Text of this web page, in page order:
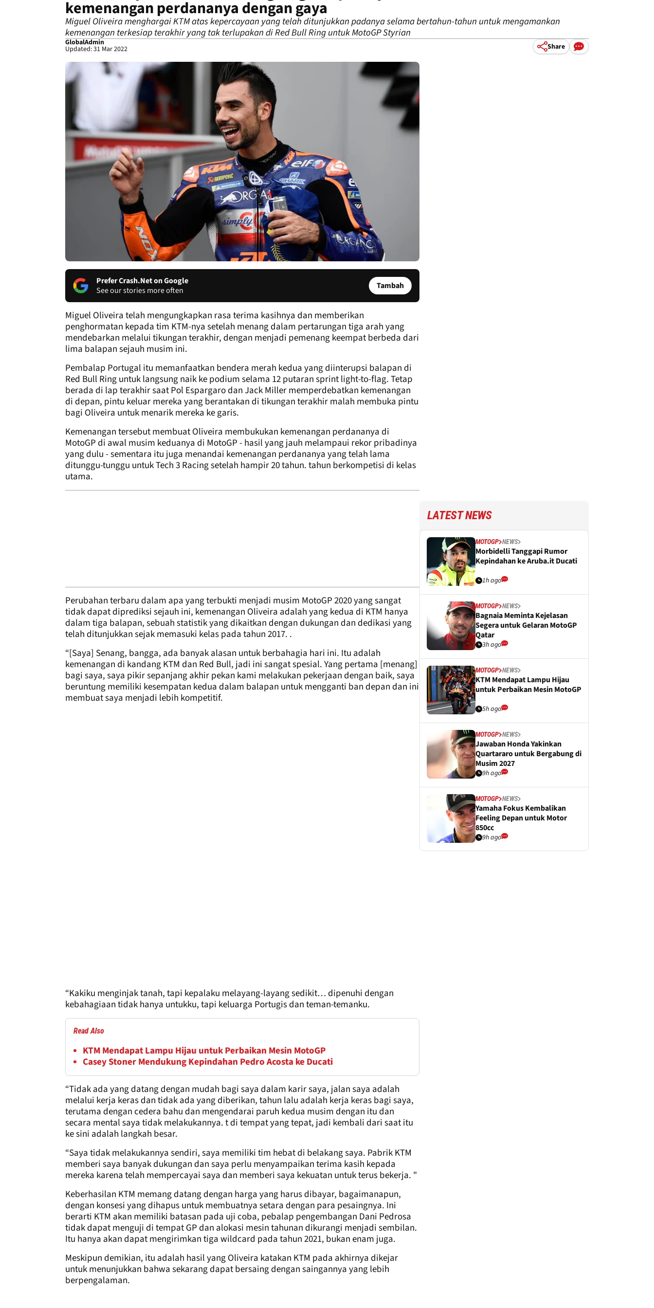
kemenangan perdananya dengan gaya
Miguel Oliveira menghargai KTM atas kepercayaan yang telah ditunjukkan padanya selama bertahun-tahun untuk mengamankan
kemenangan terkesiap terakhir yang tak terlupakan di Red Bull Ring untuk MotoGP Styrian
GlobalAdmin
Updated: 31 Mar 2022 Share
Prefer Crash.Net on Google
See our stories more often
Tambah
Miguel Oliveira telah mengungkapkan rasa terima kasihnya dan memberikan
penghormatan kepada tim KTM-nya setelah menang dalam pertarungan tiga arah yang
mendebarkan melalui tikungan terakhir, dengan menjadi pemenang keempat berbeda dari
lima balapan sejauh musim ini.
Pembalap Portugal itu memanfaatkan bendera merah kedua yang diinterupsi balapan di
Red Bull Ring untuk langsung naik ke podium selama 12 putaran sprint light-to-flag. Tetap
berada di lap terakhir saat Pol Espargaro dan Jack Miller memperdebatkan kemenangan
di depan, pintu keluar mereka yang berantakan di tikungan terakhir malah membuka pintu
bagi Oliveira untuk menarik mereka ke garis.
Kemenangan tersebut membuat Oliveira membukukan kemenangan perdananya di
MotoGP di awal musim keduanya di MotoGP - hasil yang jauh melampaui rekor pribadinya
yang dulu - sementara itu juga menandai kemenangan perdananya yang telah lama
ditunggu-tunggu untuk Tech 3 Racing setelah hampir 20 tahun. tahun berkompetisi di kelas
utama.
Perubahan terbaru dalam apa yang terbukti menjadi musim MotoGP 2020 yang sangat
tidak dapat diprediksi sejauh ini, kemenangan Oliveira adalah yang kedua di KTM hanya
dalam tiga balapan, sebuah statistik yang dikaitkan dengan dukungan dan dedikasi yang
telah ditunjukkan sejak memasuki kelas pada tahun 2017. .
“[Saya] Senang, bangga, ada banyak alasan untuk berbahagia hari ini. Itu adalah
kemenangan di kandang KTM dan Red Bull, jadi ini sangat spesial. Yang pertama [menang]
bagi saya, saya pikir sepanjang akhir pekan kami melakukan pekerjaan dengan baik, saya
beruntung memiliki kesempatan kedua dalam balapan untuk mengganti ban depan dan ini
membuat saya menjadi lebih kompetitif.
“Kakiku menginjak tanah, tapi kepalaku melayang-layang sedikit… dipenuhi dengan
kebahagiaan tidak hanya untukku, tapi keluarga Portugis dan teman-temanku.
Read Also
KTM Mendapat Lampu Hijau untuk Perbaikan Mesin MotoGP
Casey Stoner Mendukung Kepindahan Pedro Acosta ke Ducati
“Tidak ada yang datang dengan mudah bagi saya dalam karir saya, jalan saya adalah
melalui kerja keras dan tidak ada yang diberikan, tahun lalu adalah kerja keras bagi saya,
terutama dengan cedera bahu dan mengendarai paruh kedua musim dengan itu dan
secara mental saya tidak melakukannya. t di tempat yang tepat, jadi kembali dari saat itu
ke sini adalah langkah besar.
“Saya tidak melakukannya sendiri, saya memiliki tim hebat di belakang saya. Pabrik KTM
memberi saya banyak dukungan dan saya perlu menyampaikan terima kasih kepada
mereka karena telah mempercayai saya dan memberi saya kekuatan untuk terus bekerja. "
Keberhasilan KTM memang datang dengan harga yang harus dibayar, bagaimanapun,
dengan konsesi yang dihapus untuk membuatnya setara dengan para pesaingnya. Ini
berarti KTM akan memiliki batasan pada uji coba, pebalap pengembangan Dani Pedrosa
tidak dapat menguji di tempat GP dan alokasi mesin tahunan dikurangi menjadi sembilan.
Itu hanya akan dapat mengirimkan tiga wildcard pada tahun 2021, bukan enam juga.
Meskipun demikian, itu adalah hasil yang Oliveira katakan KTM pada akhirnya dikejar
untuk menunjukkan bahwa sekarang dapat bersaing dengan saingannya yang lebih
berpengalaman.
LATEST NEWS
MOTOGP NEWS
Morbidelli Tanggapi Rumor
Kepindahan ke Aruba.it Ducati
1h ago
MOTOGP NEWS
Bagnaia Meminta Kejelasan
Segera untuk Gelaran MotoGP
Qatar
3h ago
MOTOGP NEWS
KTM Mendapat Lampu Hijau
untuk Perbaikan Mesin MotoGP
5h ago
MOTOGP NEWS
Jawaban Honda Yakinkan
Quartararo untuk Bergabung di
Musim 2027
9h ago
MOTOGP NEWS
Yamaha Fokus Kembalikan
Feeling Depan untuk Motor
850cc
9h ago